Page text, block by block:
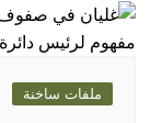
ملفات ساخنة